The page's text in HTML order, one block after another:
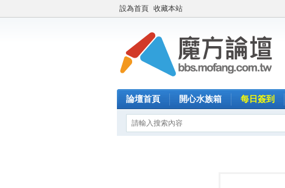
設為首頁 收藏本站
論壇首頁 開心水族箱 每日簽到